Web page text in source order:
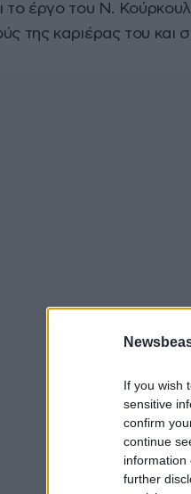
If you wish
sensitive
confirm
continue
information
further
το έργο του Ν.
της καριέρας του και